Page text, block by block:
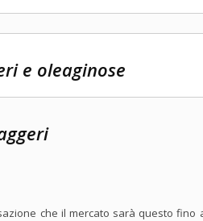
e oleaginose
che il mercato sarà questo